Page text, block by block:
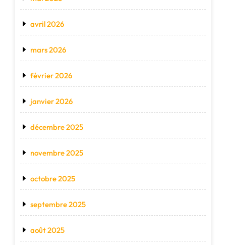
avril 2026
mars 2026
février 2026
janvier 2026
décembre 2025
novembre 2025
octobre 2025
septembre 2025
août 2025